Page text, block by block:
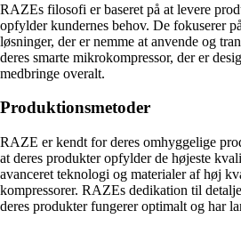
RAZEs filosofi er baseret på at levere
opfylder kundernes behov. De fokuserer
løsninger, der er nemme at anvende og
deres smarte mikrokompressor, der er
medbringe overalt.
Produktionsmetoder
RAZE er kendt for deres omhyggelige
at deres produkter opfylder de højeste
avanceret teknologi og materialer af høj
kompressorer. RAZEs dedikation til
deres produkter fungerer optimalt og har